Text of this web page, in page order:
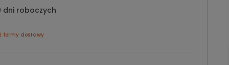
dni roboczych
formy dostawy